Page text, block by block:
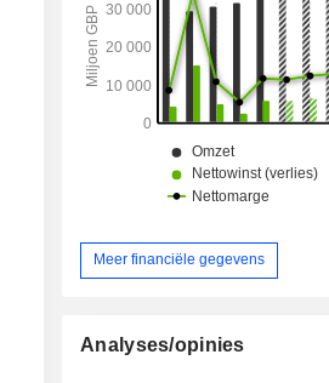
houdt zich ook bezig met
langwerkend monoklonaal
immunoglobuline E (IgE). Het
eigenaar van HS235, een
voor de behandeling van
hypertensie (PH).
Meer financiële gegevens
Analyses/opinies